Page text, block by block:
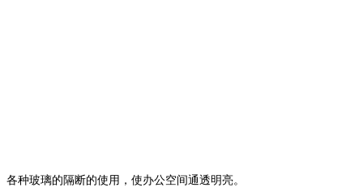
各种玻璃的隔断的使用，使办公空间通透明亮。